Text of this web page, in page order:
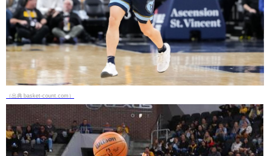
（出典 basket-count.com）